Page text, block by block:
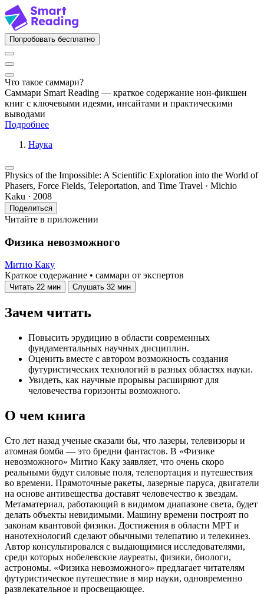
Попробовать бесплатно
Что такое саммари?
Саммари Smart Reading — краткое содержание нон-фикшен
книг с ключевыми идеями, инсайтами и практическими
выводами
Подробнее
Наука
Physics of the Impossible: A Scientific Exploration into the World of
Phasers, Force Fields, Teleportation, and Time Travel · Michio
Kaku · 2008
Поделиться
Читайте в приложении
Физика невозможного
Митио Каку
Краткое содержание • саммари от экспертов
Читать 22 мин Слушать 32 мин
Зачем читать
Повысить эрудицию в области современных
фундаментальных научных дисциплин.
Оценить вместе с автором возможность создания
футуристических технологий в разных областях науки.
Увидеть, как научные прорывы расширяют для
человечества горизонты возможного.
О чем книга
Сто лет назад ученые сказали бы, что лазеры, телевизоры и
атомная бомба — это бредни фантастов. В «Физике
невозможного» Митио Каку заявляет, что очень скоро
реальными будут силовые поля, телепортация и путешествия
во времени. Прямоточные ракеты, лазерные паруса, двигатели
на основе антивещества доставят человечество к звездам.
Метаматериал, работающий в видимом диапазоне света, будет
делать объекты невидимыми. Машину времени построят по
законам квантовой физики. Достижения в области МРТ и
нанотехнологий сделают обычными телепатию и телекинез.
Автор консультировался с выдающимися исследователями,
среди которых нобелевские лауреаты, физики, биологи,
астрономы. «Физика невозможного» предлагает читателям
футуристическое путешествие в мир науки, одновременно
развлекательное и просвещающее.